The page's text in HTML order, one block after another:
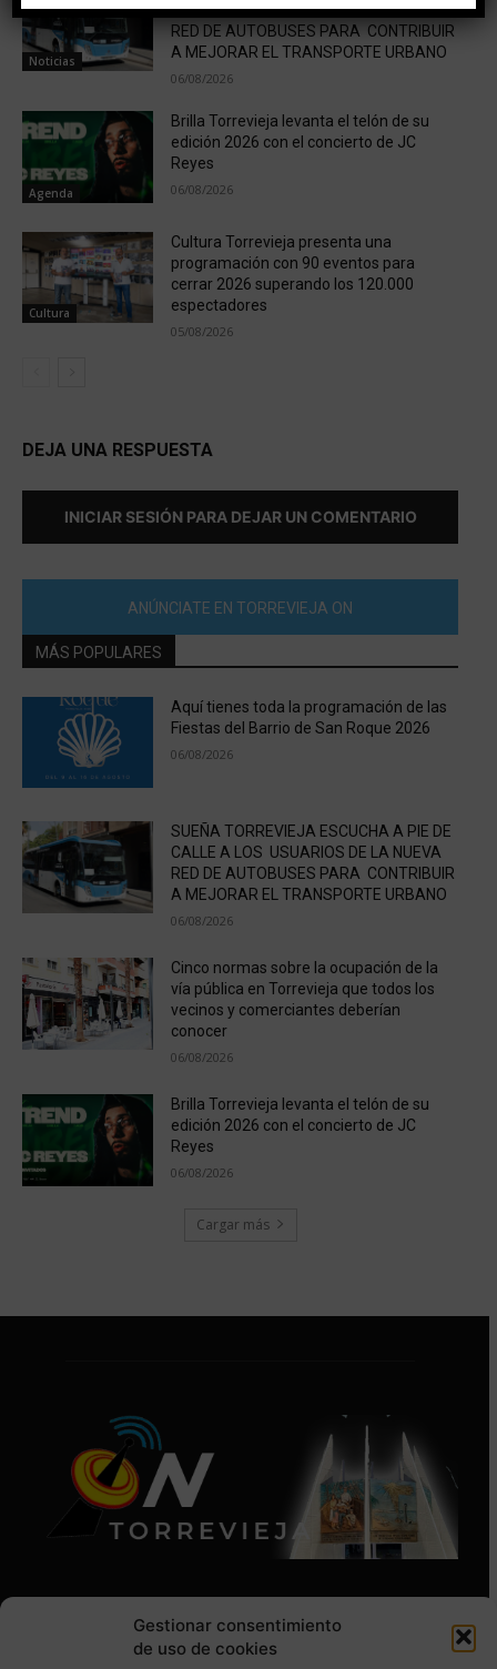
Gestionar consentimiento
de uso de cookies
Noticias
CALLE A LOS USUARIOS DE LA NUEVA
RED DE AUTOBUSES PARA CONTRIBUIR
A MEJORAR EL TRANSPORTE URBANO
06/08/2026
Agenda
Brilla Torrevieja levanta el telón de su
edición 2026 con el concierto de JC
Reyes
06/08/2026
Cultura
Cultura Torrevieja presenta una
programación con 90 eventos para
cerrar 2026 superando los 120.000
espectadores
05/08/2026
DEJA UNA RESPUESTA
INICIAR SESIÓN PARA DEJAR UN COMENTARIO
ANÚNCIATE EN TORREVIEJA ON
MÁS POPULARES
Aquí tienes toda la programación de las
Fiestas del Barrio de San Roque 2026
06/08/2026
SUEÑA TORREVIEJA ESCUCHA A PIE DE
CALLE A LOS USUARIOS DE LA NUEVA
RED DE AUTOBUSES PARA CONTRIBUIR
A MEJORAR EL TRANSPORTE URBANO
06/08/2026
Cinco normas sobre la ocupación de la
vía pública en Torrevieja que todos los
vecinos y comerciantes deberían
conocer
06/08/2026
Brilla Torrevieja levanta el telón de su
edición 2026 con el concierto de JC
Reyes
06/08/2026
Cargar más